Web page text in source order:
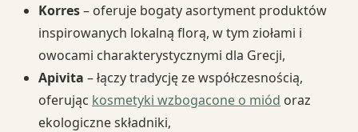
Korres– oferuje bogaty asortyment produktów
inspirowanych lokalną florą, w tym ziołami i
owocami charakterystycznymi dla Grecji,
Apivita – łączy tradycję ze współczesnością,
oferując kosmetyki wzbogacone o miód oraz
ekologiczne składniki,